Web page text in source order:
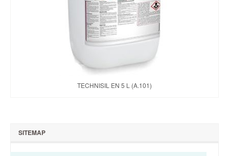
TECHNISIL EN 5 L (A.101)
SITEMAP